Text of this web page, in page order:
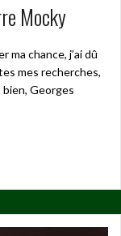
Mocky
ma chance, j’ai dû
mes recherches,
bien, Georges